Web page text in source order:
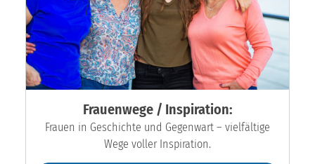
Frauenwege / Inspiration:
Frauen in Geschichte und Gegenwart – vielfältige
Wege voller Inspiration.